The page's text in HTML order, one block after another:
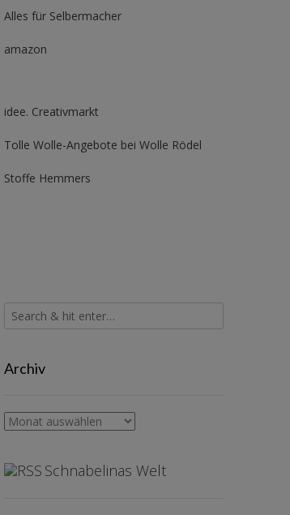
Alles für Selbermacher
amazon
idee. Creativmarkt
Tolle Wolle-Angebote bei Wolle Rödel
Stoffe Hemmers
Archiv
Archiv
Schnabelinas Welt